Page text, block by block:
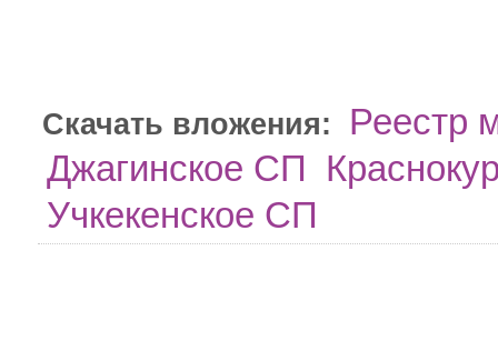
Скачать вложения:
Реестр
Джагинское СП
Учкекенское СП